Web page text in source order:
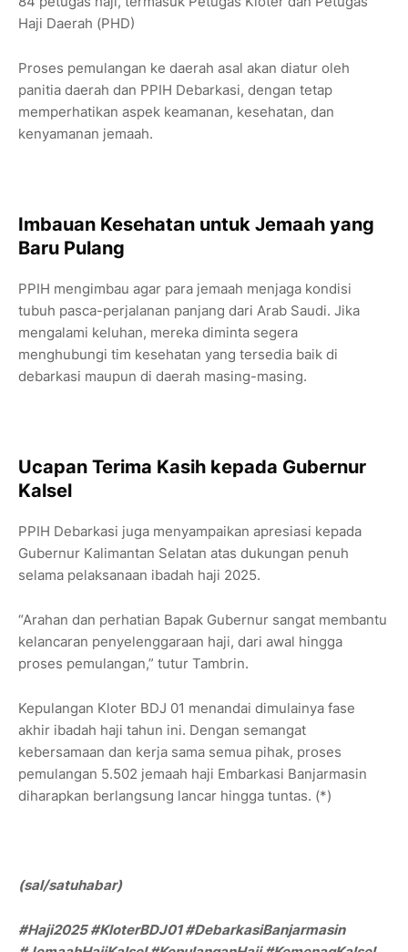
Haji Daerah (PHD)
Proses pemulangan ke daerah asal akan diatur oleh
panitia daerah dan PPIH Debarkasi, dengan tetap
memperhatikan aspek keamanan, kesehatan, dan
kenyamanan jemaah.
Imbauan Kesehatan untuk Jemaah yang
Baru Pulang
PPIH mengimbau agar para jemaah menjaga kondisi
tubuh pasca-perjalanan panjang dari Arab Saudi. Jika
mengalami keluhan, mereka diminta segera
menghubungi tim kesehatan yang tersedia baik di
debarkasi maupun di daerah masing-masing.
Ucapan Terima Kasih kepada Gubernur
Kalsel
PPIH Debarkasi juga menyampaikan apresiasi kepada
Gubernur Kalimantan Selatan atas dukungan penuh
selama pelaksanaan ibadah haji 2025.
“Arahan dan perhatian Bapak Gubernur sangat membantu
kelancaran penyelenggaraan haji, dari awal hingga
proses pemulangan,” tutur Tambrin.
Kepulangan Kloter BDJ 01 menandai dimulainya fase
akhir ibadah haji tahun ini. Dengan semangat
kebersamaan dan kerja sama semua pihak, proses
pemulangan 5.502 jemaah haji Embarkasi Banjarmasin
diharapkan berlangsung lancar hingga tuntas. (*)
(sal/satuhabar)
#Haji2025 #KloterBDJ01 #DebarkasiBanjarmasin